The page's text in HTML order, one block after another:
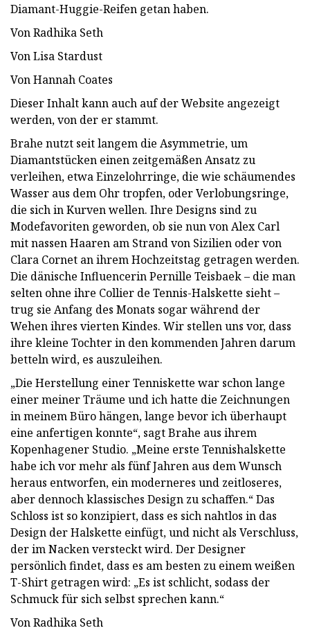
Diamant-Huggie-Reifen getan haben.
Von Radhika Seth
Von Lisa Stardust
Von Hannah Coates
Dieser Inhalt kann auch auf der Website angezeigt
werden, von der er stammt.
Brahe nutzt seit langem die Asymmetrie, um
Diamantstücken einen zeitgemäßen Ansatz zu
verleihen, etwa Einzelohrringe, die wie schäumendes
Wasser aus dem Ohr tropfen, oder Verlobungsringe,
die sich in Kurven wellen. Ihre Designs sind zu
Modefavoriten geworden, ob sie nun von Alex Carl
mit nassen Haaren am Strand von Sizilien oder von
Clara Cornet an ihrem Hochzeitstag getragen werden.
Die dänische Influencerin Pernille Teisbaek – die man
selten ohne ihre Collier de Tennis-Halskette sieht –
trug sie Anfang des Monats sogar während der
Wehen ihres vierten Kindes. Wir stellen uns vor, dass
ihre kleine Tochter in den kommenden Jahren darum
betteln wird, es auszuleihen.
„Die Herstellung einer Tenniskette war schon lange
einer meiner Träume und ich hatte die Zeichnungen
in meinem Büro hängen, lange bevor ich überhaupt
eine anfertigen konnte“, sagt Brahe aus ihrem
Kopenhagener Studio. „Meine erste Tennishalskette
habe ich vor mehr als fünf Jahren aus dem Wunsch
heraus entworfen, ein moderneres und zeitloseres,
aber dennoch klassisches Design zu schaffen.“ Das
Schloss ist so konzipiert, dass es sich nahtlos in das
Design der Halskette einfügt, und nicht als Verschluss,
der im Nacken versteckt wird. Der Designer
persönlich findet, dass es am besten zu einem weißen
T-Shirt getragen wird: „Es ist schlicht, sodass der
Schmuck für sich selbst sprechen kann.“
Von Radhika Seth